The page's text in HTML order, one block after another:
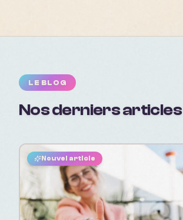
LE BLOG
Nos derniers articles
Nouvel article